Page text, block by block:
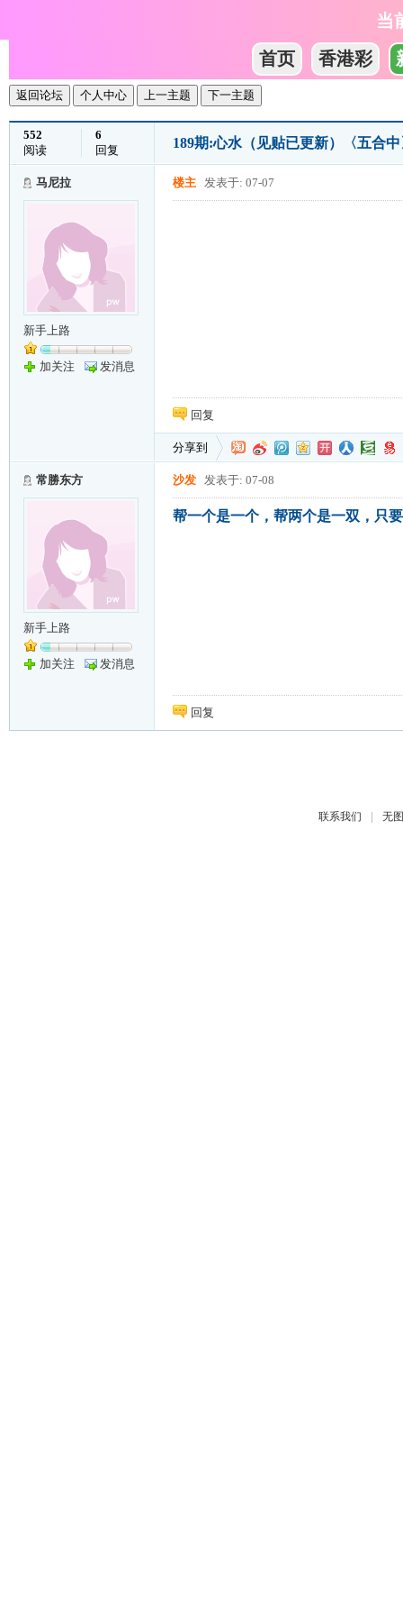
当
首页
香港彩
返回论坛 个人中心 上一主题 下一主题
552
阅读
6
回复
189期:心水（见贴已更新）〈五合
马尼拉
新手上路
加关注 发消息
楼主 发表于: 07-07
回复
分享到
常勝东方
新手上路
加关注 发消息
沙发 发表于: 07-08
帮一个是一个，帮两个是一双，只
回复
联系我们 | 无